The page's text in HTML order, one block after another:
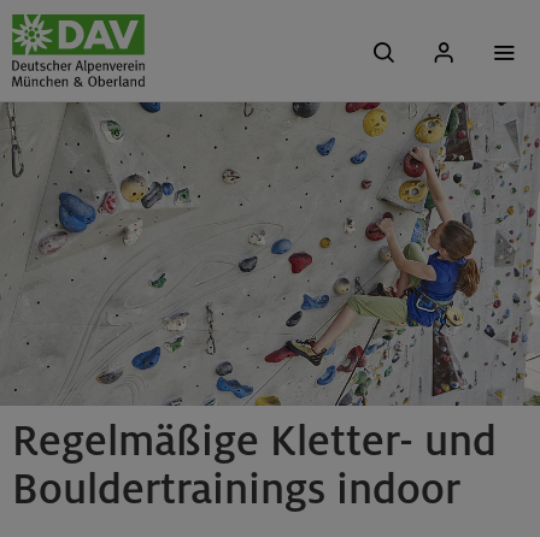
Regelmäßige Kletter- und
Bouldertrainings indoor